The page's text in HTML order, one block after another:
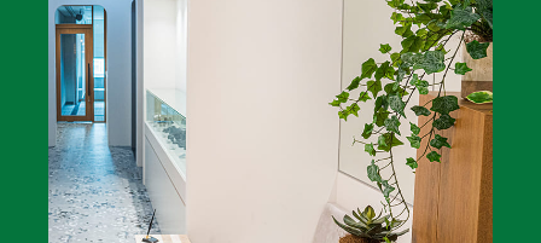
ます。
ぜひお気軽にご相談ください。
〒532-0003 大阪府大阪市淀川区宮原3丁目4番30号 ニッセイ新大阪ビ
ル14F
フリーダイヤル : 0120-062-194
TEL : 06-6151-3458
TOP
PMG Logisticsについて
トラリコとは